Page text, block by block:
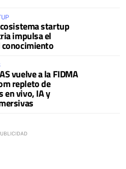
startup
impulsa el
vuelve a la FIDMA
repleto de
en vivo, IA y